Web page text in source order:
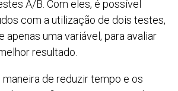
A/B. Com eles, é possível
com a utilização de dois testes,
apenas uma variável, para avaliar
resultado.
de reduzir tempo e os